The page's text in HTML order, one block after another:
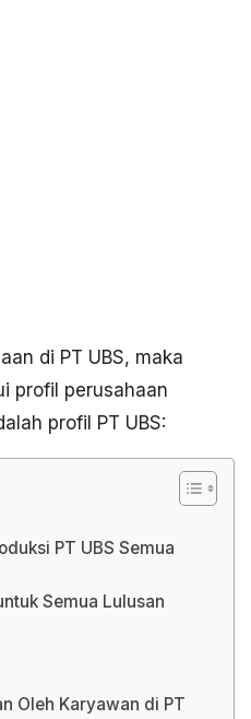
di PT UBS, maka
profil perusahaan
profil PT UBS:
PT UBS Semua
Semua Lulusan
Oleh Karyawan di PT